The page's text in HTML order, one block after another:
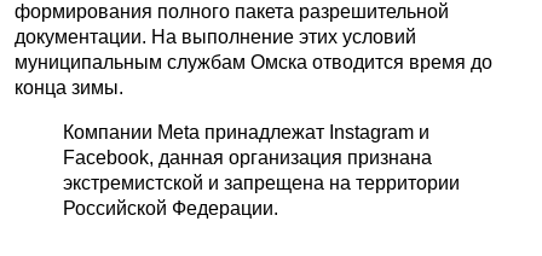
формирования полного пакета разрешительной
документации. На выполнение этих условий
муниципальным службам Омска отводится время до
конца зимы.
Компании Meta принадлежат Instagram и
Facebook, данная организация признана
экстремистской и запрещена на территории
Российской Федерации.